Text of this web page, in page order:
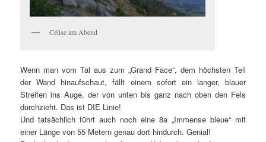
Céüse am Abend
Wenn man vom Tal aus zum „Grand Face“, dem höchsten Teil
der Wand hinaufschaut, fällt einem sofort ein langer, blauer
Streifen ins Auge, der von unten bis ganz nach oben den Fels
durchzieht. Das ist DIE Linie!
Und tatsächlich führt auch noch eine 8a „Immense bleue“ mit
einer Länge von 55 Metern genau dort hindurch. Genial!